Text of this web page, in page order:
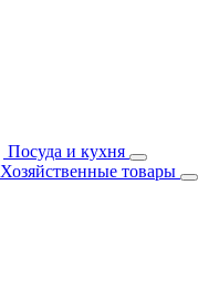
Посуда и кухня
Хозяйственные товары